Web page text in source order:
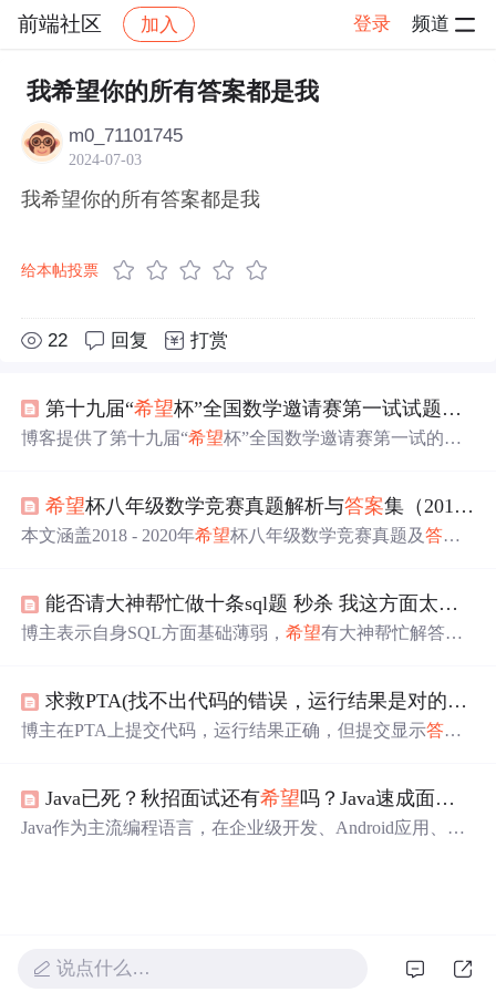
前端社区 加入 登录 频道
社区 前端社区 感慨 帖子详情
我希望你的所有答案都是我
m0_71101745
2024-07-03
我希望你的所有答案都是我
给本帖投票
22 回复 打赏
第十九届“希望杯”全国数学邀请赛第一试试题及
博客提供了第十九届“希望杯”全国数学邀请赛第一试的试
希望杯八年级数学竞赛真题解析与答案集（2018-2020）
本文涵盖2018 - 2020年希望杯八年级数学竞赛真题及答案
题在教学辅导中的应用和竞赛心理素质与应对策略，助力
提升竞赛水平。
能否请大神帮忙做十条sql题 秒杀 我这方面太薄弱了
博主表示自身SQL方面基础薄弱，希望有大神帮忙解答十
求救PTA(找不出代码的错误，运行结果是对的，但是不知道为什么在PTA上面提交就显示
博主在PTA上提交代码，运行结果正确，但提交显示答案
Java已死？秋招面试还有希望吗？Java速成面试题及
Java作为主流编程语言，在企业级开发、Android应用、大
说点什么…